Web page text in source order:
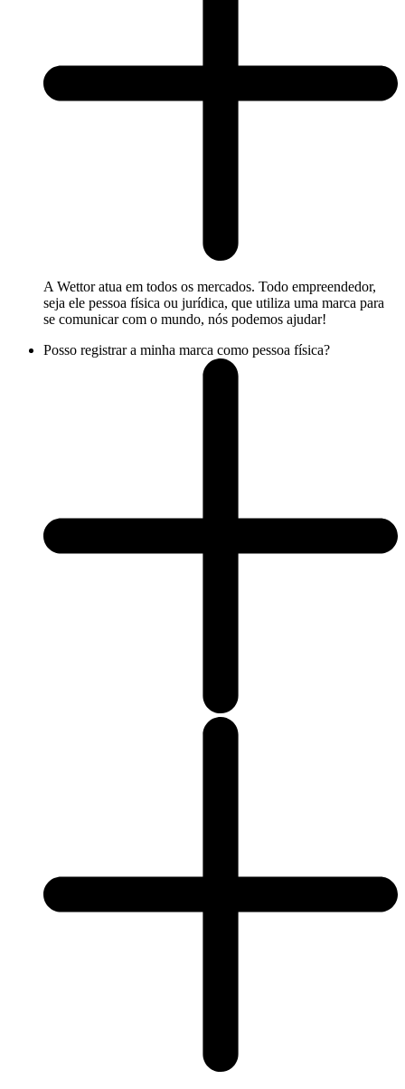
A Wettor atua em todos os mercados. Todo empreendedor,
seja ele pessoa física ou jurídica, que utiliza uma marca para
se comunicar com o mundo, nós podemos ajudar!
Posso registrar a minha marca como pessoa física?